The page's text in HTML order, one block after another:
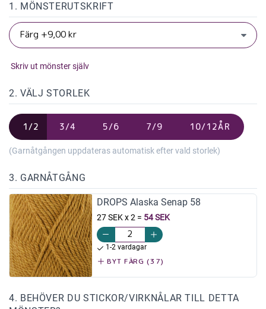
1. MÖNSTERUTSKRIFT
Skriv ut mönster själv
2. VÄLJ STORLEK
1/2 3/4 5/6 7/9 10/12ÅR
(Garnåtgången uppdateras automatisk efter vald storlek)
3. GARNÅTGÅNG
DROPS Alaska Senap 58
27 SEK x 2= 54 SEK
1-2 vardagar
BYT FÄRG (37)
4. BEHÖVER DU STICKOR/VIRKNÅLAR TILL DETTA